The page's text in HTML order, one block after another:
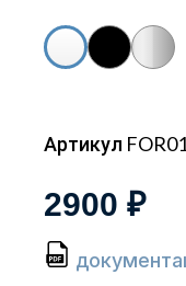
Артикул
2900 ₽